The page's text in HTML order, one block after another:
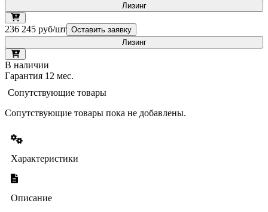
Лизинг
236 245 руб/шт Оставить заявку
Лизинг
В наличии
Гарантия 12 мес.
Сопутствующие товары
Сопутствующие товары пока не добавлены.
Характеристики
Описание